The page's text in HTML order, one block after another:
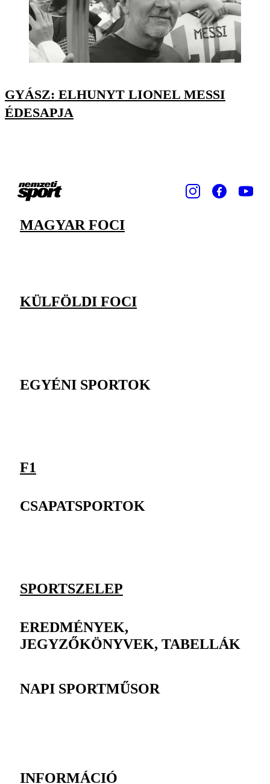
GYÁSZ: ELHUNYT LIONEL MESSI
ÉDESAPJA
MAGYAR FOCI
KÜLFÖLDI FOCI
EGYÉNI SPORTOK
F1
CSAPATSPORTOK
SPORTSZELEP
EREDMÉNYEK,
JEGYZŐKÖNYVEK, TABELLÁK
NAPI SPORTMŰSOR
INFORMÁCIÓ